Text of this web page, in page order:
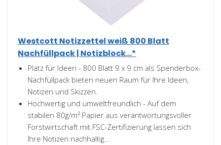
Westcott Notizzettel weiß 800 Blatt
Nachfüllpack | Notizblock...*
Platz für Ideen - 800 Blatt 9 x 9 cm als Spenderbox-
Nachfüllpack bieten neuen Raum für Ihre Ideen,
Notizen und Skizzen.
Hochwertig und umweltfreundlich - Auf dem
stabilen 80g/m² Papier aus verantwortungsvoller
Forstwirtschaft mit FSC-Zertifizierung lassen sich
Ihre Notizen nachhaltig...